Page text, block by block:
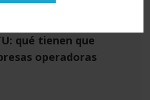
qué tienen que
operadoras